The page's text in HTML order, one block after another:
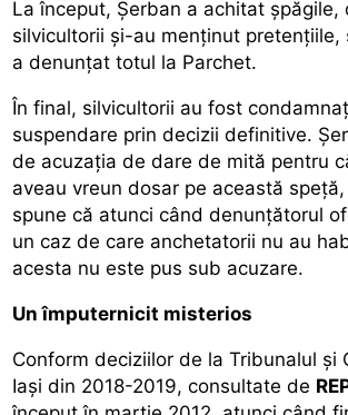
La început, Șerban a achitat șpăgile,
silvicultorii și-au menținut pretențiile,
a denunțat totul la Parchet.
În final, silvicultorii au fost
suspendare prin decizii definitive.
de acuzația de dare de mită pentru
aveau vreun dosar pe această
spune că atunci când denunțătorul
un caz de care anchetatorii nu au
acesta nu este pus sub acuzare.
Un împuternicit misterios
Conform deciziilor de la Tribunalul și
Iași din 2018-2019, consultate de